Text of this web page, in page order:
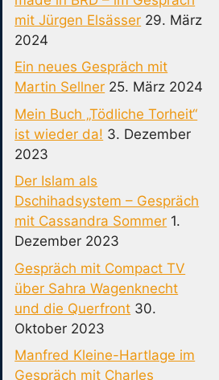
mit Jürgen Elsässer 29. März
2024
Ein neues Gespräch mit
Martin Sellner 25. März 2024
Mein Buch „Tödliche Torheit“
ist wieder da! 3. Dezember
2023
Der Islam als
Dschihadsystem – Gespräch
mit Cassandra Sommer 1.
Dezember 2023
Gespräch mit Compact TV
über Sahra Wagenknecht
und die Querfront 30.
Oktober 2023
Manfred Kleine-Hartlage im
Gespräch mit Charles